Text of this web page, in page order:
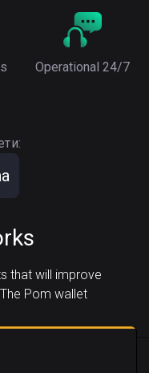
Operational 24/7
that will improve
Pom wallet